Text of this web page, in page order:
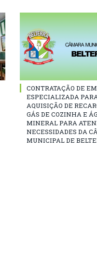
CONTRATAÇÃO DE
ESPECIALIZADA
AQUISIÇÃO DE
GÁS DE COZINHA E
MINERAL PARA
NECESSIDADES DA
MUNICIPAL DE